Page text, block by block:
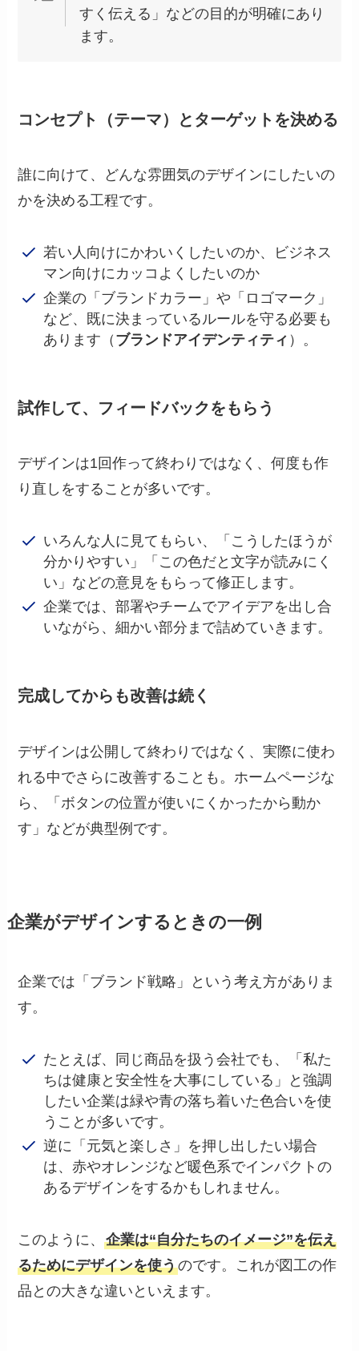
すく伝える」などの目的が明確にあり
ます。
コンセプト（テーマ）とターゲットを決める
誰に向けて、どんな雰囲気のデザインにしたいの
かを決める工程です。
若い人向けにかわいくしたいのか、ビジネス
マン向けにカッコよくしたいのか
企業の「ブランドカラー」や「ロゴマーク」
など、既に決まっているルールを守る必要も
あります（ ブランドアイデンティティ ）。
試作して、フィードバックをもらう
デザインは1回作って終わりではなく、何度も作
り直しをすることが多いです。
いろんな人に見てもらい、「こうしたほうが
分かりやすい」「この色だと文字が読みにく
い」などの意見をもらって修正します。
企業では、部署やチームでアイデアを出し合
いながら、細かい部分まで詰めていきます。
完成してからも改善は続く
デザインは公開して終わりではなく、実際に使わ
れる中でさらに改善することも。ホームページな
ら、「ボタンの位置が使いにくかったから動か
す」などが典型例です。
企業がデザインするときの一例
企業では「ブランド戦略」という考え方がありま
す。
たとえば、同じ商品を扱う会社でも、「私た
ちは健康と安全性を大事にしている」と強調
したい企業は緑や青の落ち着いた色合いを使
うことが多いです。
逆に「元気と楽しさ」を押し出したい場合
は、赤やオレンジなど暖色系でインパクトの
あるデザインをするかもしれません。
このように、企業は“自分たちのイメージ”を伝え
るためにデザインを使うのです。これが図工の作
品との大きな違いといえます。